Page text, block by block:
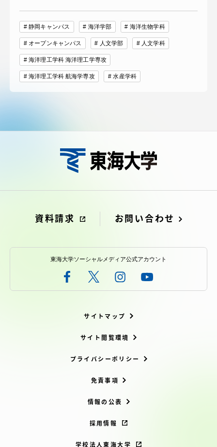
静岡キャンパス 海洋学部 海洋生物学科
オープンキャンパス 人文学部 人文学科
海洋理工学科 海洋理工学専攻
海洋理工学科 航海学専攻 水産学科
資料請求 お問い合わせ
東海大学ソーシャルメディア公式アカウント
サイトマップ
サイト閲覧環境
プライバシーポリシー
免責事項
情報の公表
採用情報
学校法人東海大学